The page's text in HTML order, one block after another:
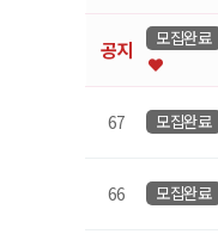
공지 모집완료
67 모집완료
66 모집완료